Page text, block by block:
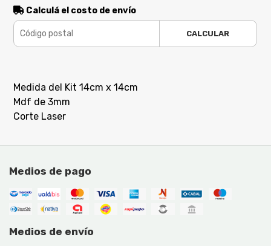
Calculá el costo de envío
CALCULAR
Medida del Kit 14cm x 14cm
Mdf de 3mm
Corte Laser
Medios de pago
Medios de envío